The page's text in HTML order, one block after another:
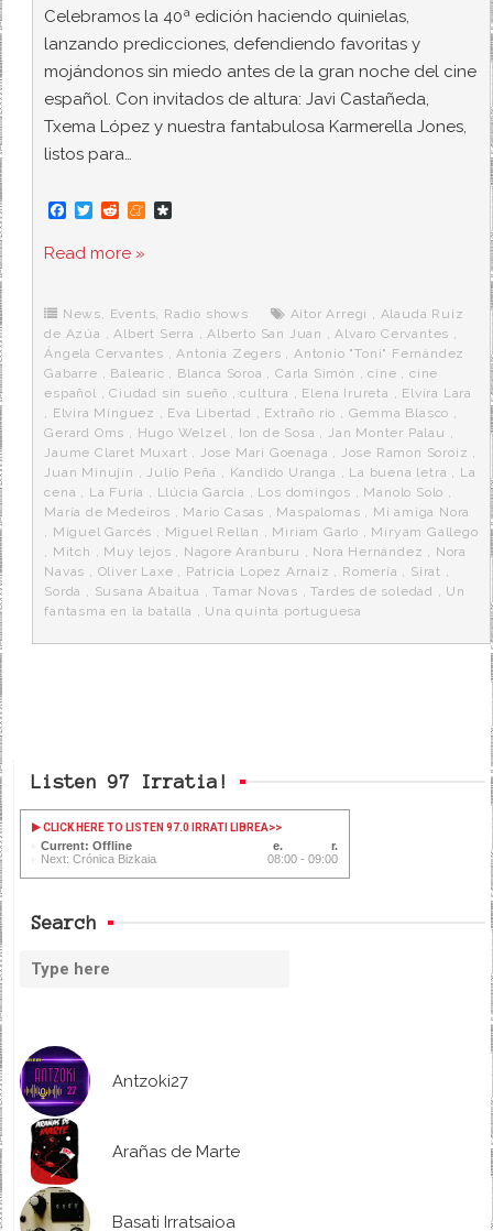
Celebramos la 40ª edición haciendo quinielas,
lanzando predicciones, defendiendo favoritas y
mojándonos sin miedo antes de la gran noche del cine
español. Con invitados de altura: Javi Castañeda,
Txema López y nuestra fantabulosa Karmerella Jones,
listos para…
F
c
e
o
k
T
i
t
r
R
d
d
M
e
r
a
Read more »
News, Events, Radio shows Aitor Arregi , Alauda Ruiz
de Azúa ,Albert Serra ,Alberto San Juan ,Alvaro Cervantes ,
Ángela Cervantes ,Antonia Zegers ,Antonio "Toni" Fernández
Gabarre , Balearic , Blanca Soroa ,Carla Simón ,cine , cine
español ,Ciudad sin sueño ,cultura , Elena Irureta , Elvira Lara
, Elvira Mínguez , Eva Libertad , Extraño rio , Gemma Blasco ,
Gerard Oms , Hugo Welzel , Ion de Sosa ,Jan Monter Palau ,
Jaume Claret Muxart , Jose Mari Goenaga , Jose Ramon Soroiz ,
Juan Minujín ,Julio Peña , Kandido Uranga , La buena letra , La
cena , La Furia , Llúcia Garcia , Los domingos , Manolo Solo ,
María de Medeiros , Mario Casas , Maspalomas , Mi amiga Nora
, Miguel Garcés , Miguel Rellan , Miriam Garlo , Miryam Gallego
, Mitch , Muy lejos , Nagore Aranburu , Nora Hernández , Nora
Navas , Oliver Laxe , Patricia Lopez Arnaiz , Romería , Sirat ,
Sorda , Susana Abaitua ,Tamar Novas ,Tardes de soledad , Un
fantasma en la batalla , Una quinta portuguesa
Listen 97 Irratia!
CLICK HERE TO LISTEN 97.0 IRRATI LIBREA>>
Current: Offline
Next: Crónica Bizkaia
08:00 - 09:00
Search
Antzoki27
Arañas de Marte
Basati Irratsaioa